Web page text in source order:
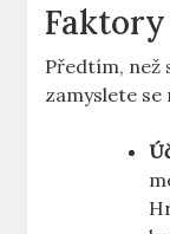
Předtím,‌ než
zamyslete